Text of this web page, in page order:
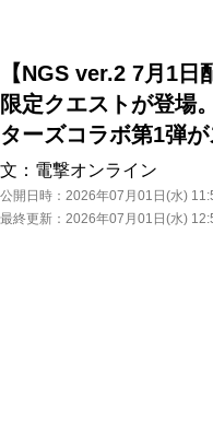
【NGS ver.2 7月1日
限定クエストが登場
ターズコラボ第1弾が
文： 電撃オンライン
公開日時： 2026年07月01日(水)
最終更新： 2026年07月01日(水)